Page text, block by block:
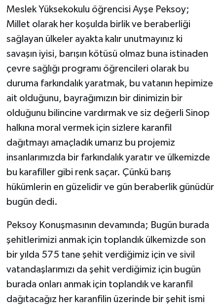
Meslek Yüksekokulu öğrencisi Ayşe Peksoy;
Millet olarak her koşulda birlik ve beraberliği
sağlayan ülkeler ayakta kalır unutmayınız ki
savaşın iyisi, barışın kötüsü olmaz buna istinaden
çevre sağlığı programı öğrencileri olarak bu
duruma farkındalık yaratmak, bu vatanın hepimize
ait olduğunu, bayrağımızın bir dinimizin bir
olduğunu bilincine vardırmak ve siz değerli Sinop
halkına moral vermek için sizlere karanfil
dağıtmayı amaçladık umarız bu projemiz
insanlarımızda bir farkındalık yaratır ve ülkemizde
bu karafiller gibi renk saçar. Çünkü barış
hükümlerin en güzelidir ve gün beraberlik günüdür
bugün dedi.
Peksoy Konuşmasının devamında; Bugün burada
şehitlerimizi anmak için toplandık ülkemizde son
bir yılda 575 tane şehit verdiğimiz için ve sivil
vatandaşlarımızı da şehit verdiğimiz için bugün
burada onları anmak için toplandık ve karanfil
dağıtacağız her karanfilin üzerinde bir şehit ismi